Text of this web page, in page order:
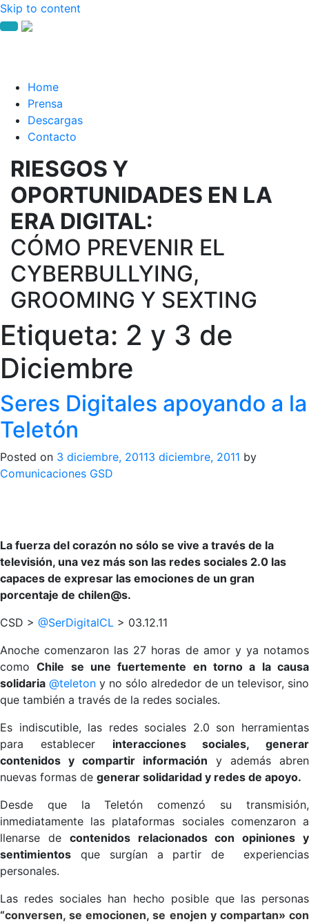
Skip to content
Home
Prensa
Descargas
Contacto
RIESGOS Y
OPORTUNIDADES EN LA
ERA DIGITAL:
CÓMO PREVENIR EL
CYBERBULLYING,
GROOMING Y SEXTING
Etiqueta: 2 y 3 de
Diciembre
Seres Digitales apoyando a la
Teletón
Posted on 3 diciembre, 20113 diciembre, 2011 by
Comunicaciones GSD
La fuerza del corazón no sólo se vive a través de la
televisión, una vez más son las redes sociales 2.0 las
capaces de expresar las emociones de un gran
porcentaje de chilen@s.
CSD > @SerDigitalCL > 03.12.11
Anoche comenzaron las 27 horas de amor y ya notamos
comoChile se une fuertemente en torno a la causa
solidaria @teleton y no sólo alrededor de un televisor, sino
que también a través de la redes sociales.
Es indiscutible, las redes sociales 2.0 son herramientas
para establecer interacciones sociales, generar
contenidos y compartir información y además abren
nuevas formas de generar solidaridad y redes de apoyo.
Desde que la Teletón comenzó su transmisión,
inmediatamente las plataformas sociales comenzaron a
llenarse de contenidos relacionados con opiniones y
sentimientos que surgían a partir de experiencias
personales.
Las redes sociales han hecho posible que las personas
“conversen, se emocionen, se enojen y compartan» con